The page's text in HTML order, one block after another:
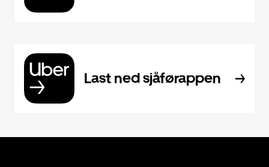
Last ned sjåførappen